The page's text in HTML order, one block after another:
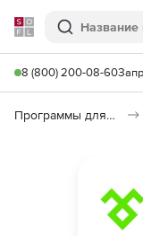
Softline
Поиск
8 (800) 200-08-60
Программы для программирования